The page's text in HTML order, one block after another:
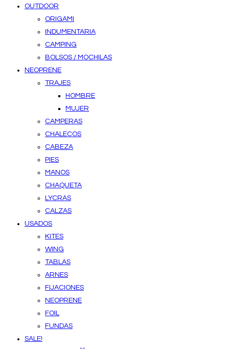
OUTDOOR
ORIGAMI
INDUMENTARIA
CAMPING
BOLSOS / MOCHILAS
NEOPRENE
TRAJES
HOMBRE
MUJER
CAMPERAS
CHALECOS
CABEZA
PIES
MANOS
CHAQUETA
LYCRAS
CALZAS
USADOS
KITES
WING
TABLAS
ARNES
FIJACIONES
NEOPRENE
FOIL
FUNDAS
SALE!